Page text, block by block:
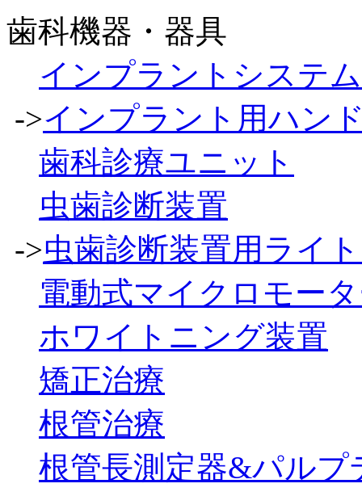
歯科機器・器具
インプラントシステム
->インプラント用ハン
歯科診療ユニット
虫歯診断装置
->虫歯診断装置用ライ
電動式マイクロモー
ホワイトニング装置
矯正治療
根管治療
根管長測定器&パルプ